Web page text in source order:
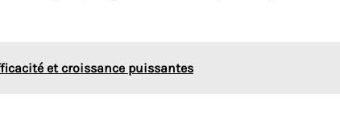
et croissance puissantes